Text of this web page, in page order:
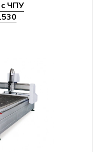
ЧПУ